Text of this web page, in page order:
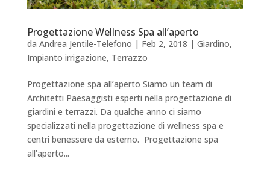
Progettazione Wellness Spa all’aperto
da Andrea Jentile-Telefono | Feb 2, 2018 | Giardino,
Impianto irrigazione, Terrazzo
Progettazione spa all’aperto Siamo un team di
Architetti Paesaggisti esperti nella progettazione di
giardini e terrazzi. Da qualche anno ci siamo
specializzati nella progettazione di wellness spa e
centri benessere da esterno. Progettazione spa
all’aperto...